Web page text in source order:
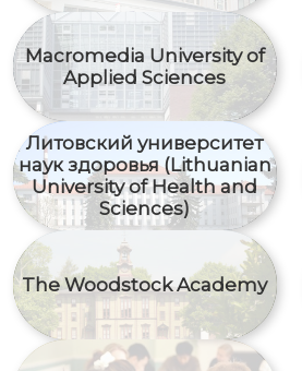
Macromedia University of
Applied Sciences
Литовский университет
наук здоровья (Lithuanian
University of Health and
Sciences)
The Woodstock Academy